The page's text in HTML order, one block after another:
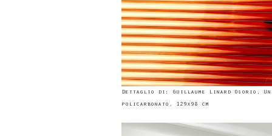
Dettaglio di: Guillaume Linard Osorio,
policarbonato, 129x98 cm